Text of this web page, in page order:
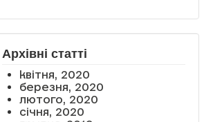
Архівні статті
квітня, 2020
березня, 2020
лютого, 2020
січня, 2020